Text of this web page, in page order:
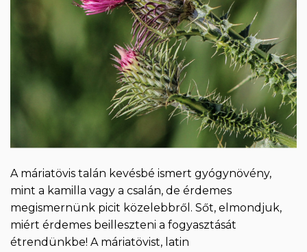
A máriatövis talán kevésbé ismert gyógynövény,
mint a kamilla vagy a csalán, de érdemes
megismernünk picit közelebbről. Sőt, elmondjuk,
miért érdemes beilleszteni a fogyasztását
étrendünkbe! A máriatövist, latin